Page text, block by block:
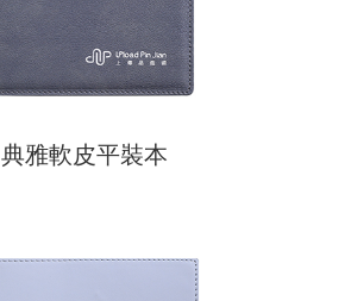
典雅軟皮平裝本